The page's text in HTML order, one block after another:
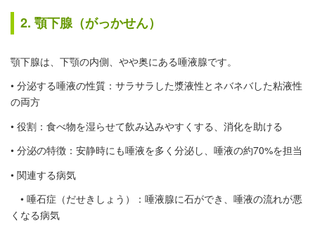
2. 顎下腺（がっかせん）
顎下腺は、下顎の内側、やや奥にある唾液腺です。
• 分泌する唾液の性質：サラサラした漿液性とネバネバした粘液性
の両方
• 役割：食べ物を湿らせて飲み込みやすくする、消化を助ける
• 分泌の特徴：安静時にも唾液を多く分泌し、唾液の約70%を担当
• 関連する病気
• 唾石症（だせきしょう）：唾液腺に石ができ、唾液の流れが悪
くなる病気